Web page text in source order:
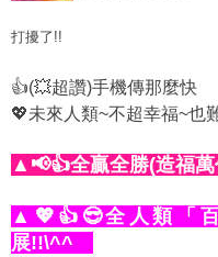
打擾了!!
👍(💥超讚)手機傳那麼快
💖未來人類~不超幸福~也
▲📢👍全贏全勝(造福
▲💖👍😎全人類「
展!!\^^